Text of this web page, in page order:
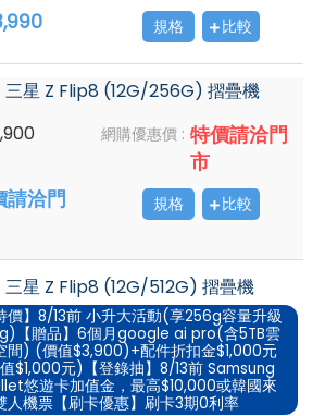
規格 比較
三星 Z Flip8 (12G/256G) 摺疊機
網購優惠價 : 特價請洽門
市
請洽門
規格 比較
三星 Z Flip8 (12G/512G) 摺疊機
價】8/13前 小升大活動(享256g容量升級
【贈品】6個月google ai pro(含5TB雲
間) (價值$3,900)+配件折扣金$1,000元
$1,000元)【登錄抽】8/13前 Samsung
悠遊卡加值金，最高$10,000或韓國來
人機票【刷卡優惠】刷卡3期0利率